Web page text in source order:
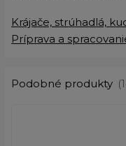
Krájače, strúhadlá,
Príprava a
Podobné produkty